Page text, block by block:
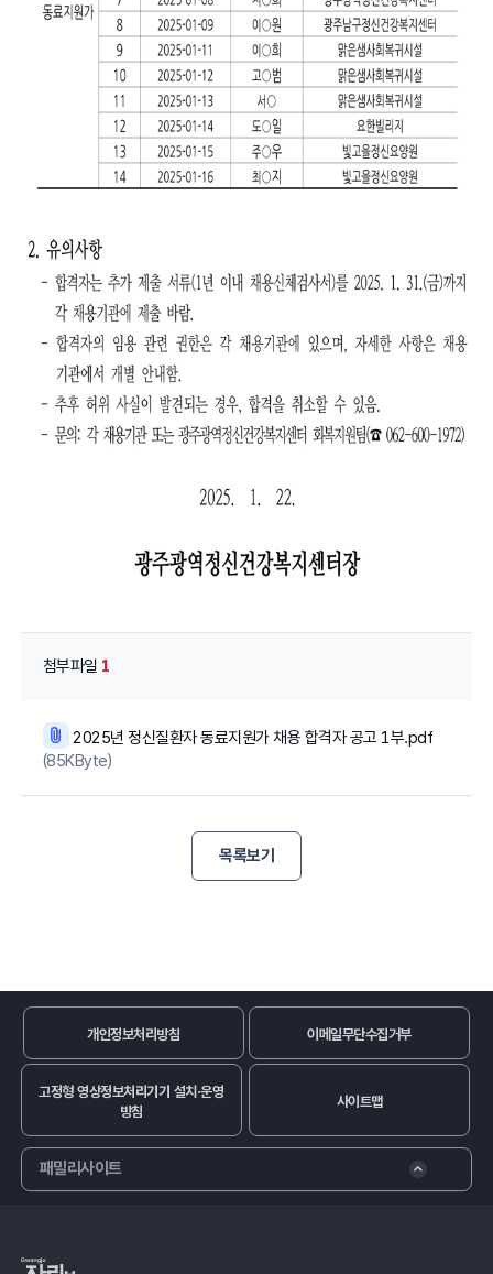
첨부파일 1
2025년 정신질환자 동료지원가 채용 합격자 공고 1부.pdf
(85KByte)
목록보기
개인정보처리방침 이메일무단수집거부
고정형 영상정보처리기기 설치·운영
방침
사이트맵
패밀리사이트